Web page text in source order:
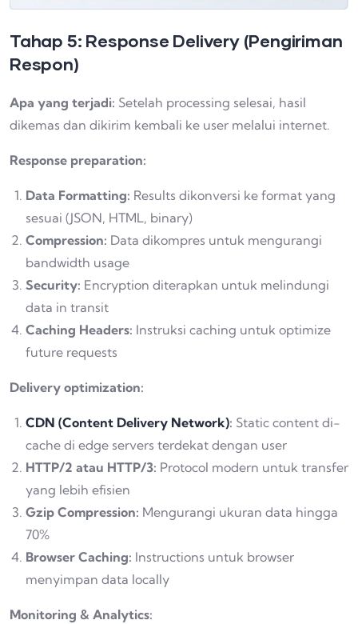
Tahap 5: Response Delivery (Pengiriman
Respon)
Apa yang terjadi: Setelah processing selesai, hasil
dikemas dan dikirim kembali ke user melalui internet.
Response preparation:
Data Formatting: Results dikonversi ke format yang
sesuai (JSON, HTML, binary)
Compression: Data dikompres untuk mengurangi
bandwidth usage
Security: Encryption diterapkan untuk melindungi
data in transit
Caching Headers: Instruksi caching untuk optimize
future requests
Delivery optimization:
CDN (Content Delivery Network): Static content di-
cache di edge servers terdekat dengan user
HTTP/2 atau HTTP/3: Protocol modern untuk transfer
yang lebih efisien
Gzip Compression: Mengurangi ukuran data hingga
70%
Browser Caching: Instructions untuk browser
menyimpan data locally
Monitoring & Analytics: